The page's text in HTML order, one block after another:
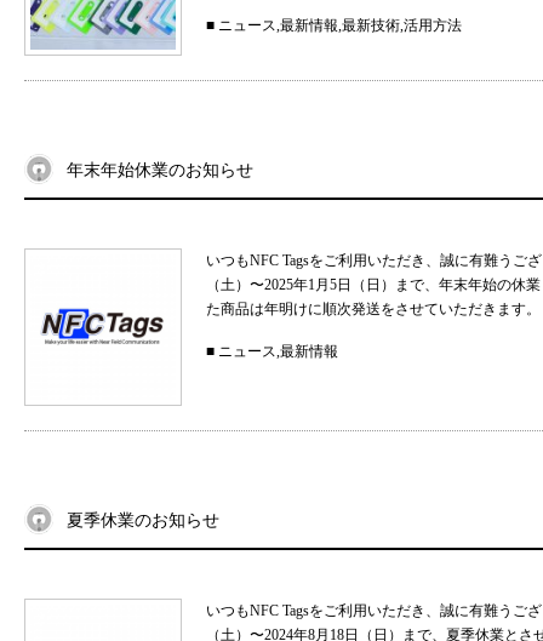
■ ニュース,最新情報,最新技術,活用方法
年末年始休業のお知らせ
いつもNFC Tagsをご利用いただき、誠に有難う
（土）〜2025年1月5日（日）まで、年末年始の
た商品は年明けに順次発送をさせていただきま
■ ニュース,最新情報
夏季休業のお知らせ
いつもNFC Tagsをご利用いただき、誠に有難う
（土）〜2024年8月18日（日）まで、夏季休業と